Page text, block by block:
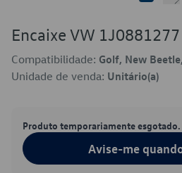
Encaixe VW 1J0881277
Compatibilidade: Golf, New
Unidade de venda: Unitário(a)
Produto temporariamente esgotado.
Avise-me